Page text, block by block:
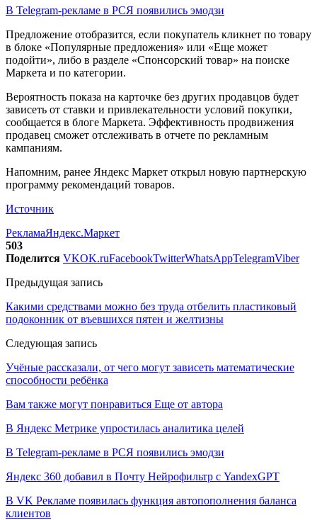
В Telegram-рекламе в РСЯ появились эмодзи
Предложение отобразится, если покупатель кликнет по товару
в блоке «Популярные предложения» или «Еще может
подойти», либо в разделе «Спонсорский товар» на поиске
Маркета и по категории.
Вероятность показа на карточке без других продавцов будет
зависеть от ставки и привлекательности условий покупки,
сообщается в блоге Маркета. Эффективность продвижения
продавец сможет отслеживать в отчете по рекламным
кампаниям.
Напомним, ранее Яндекс Маркет открыл новую партнерскую
программу рекомендаций товаров.
Источник
РекламаЯндекс.Маркет
503
Поделится VKOK.ruFacebookTwitterWhatsAppTelegramViber
Предыдущая запись
Какими средствами можно без труда отбелить пластиковый
подоконник от въевшихся пятен и желтизны
Следующая запись
Учёные рассказали, от чего могут зависеть математические
способности ребёнка
Вам также могут понравиться Еще от автора
В Яндекс Метрике упростилась аналитика целей
В Telegram-рекламе в РСЯ появились эмодзи
Яндекс 360 добавил в Почту Нейрофильтр с YandexGPT
В VK Рекламе появилась функция автопополнения баланса
клиентов